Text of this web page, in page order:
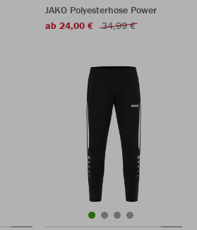
JAKO Polyesterhose Power
ab 24,00 €
34,99 €